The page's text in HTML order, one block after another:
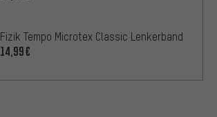
Fizik Tempo Microtex Classic Lenkerband
14,99€